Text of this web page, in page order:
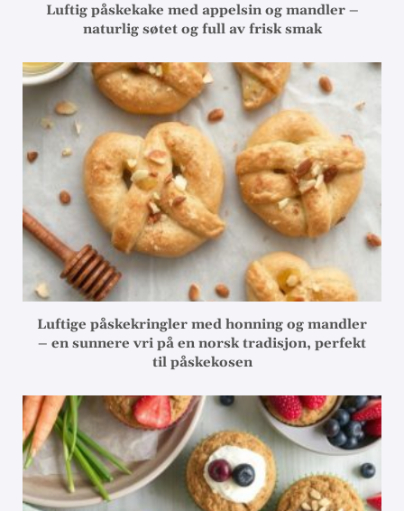
Luftig påskekake med appelsin og mandler –
naturlig søtet og full av frisk smak
Luftige påskekringler med honning og mandler
– en sunnere vri på en norsk tradisjon, perfekt
til påskekosen